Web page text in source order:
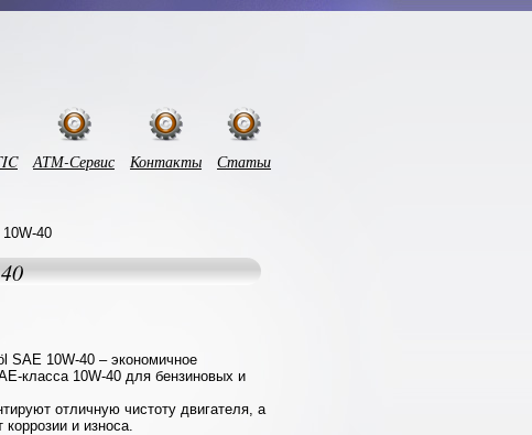
АТМ-Сервис Контакты Статьи
40
SAE 10W-40 – экономичное
класса 10W-40 для бензиновых и
отличную чистоту двигателя, а
и износа.